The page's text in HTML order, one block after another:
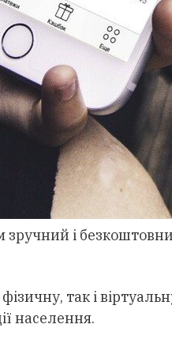
і
так і
населення.